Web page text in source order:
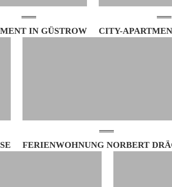
IN GÜSTROW CITY-
FERIENWOHNUNG NORBERT